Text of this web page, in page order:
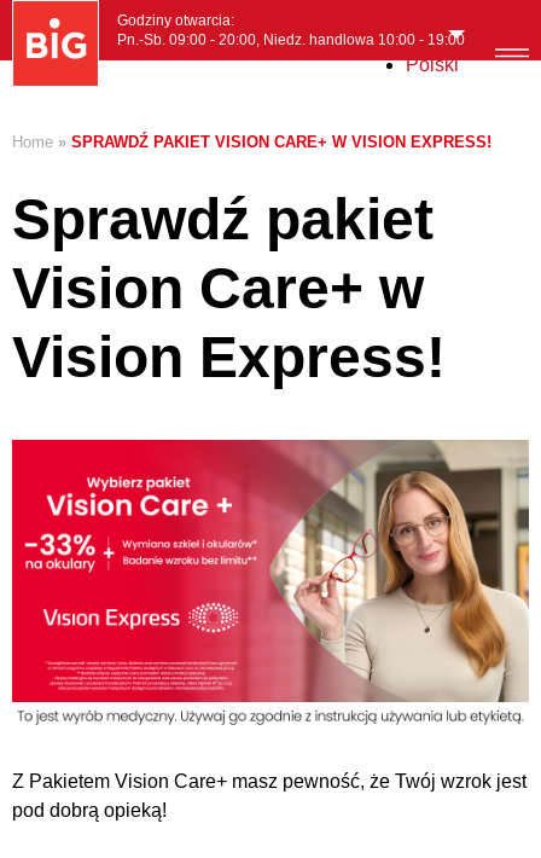
Polski
Godziny otwarcia:
Pn.-Sb. 09:00 - 20:00, Niedz. handlowa 10:00 - 19:00
Home » SPRAWDŹ PAKIET VISION CARE+ W VISION EXPRESS!
Sprawdź pakiet
Vision Care+ w
Vision Express!
Z Pakietem Vision Care+ masz pewność, że Twój wzrok jest
pod dobrą opieką!